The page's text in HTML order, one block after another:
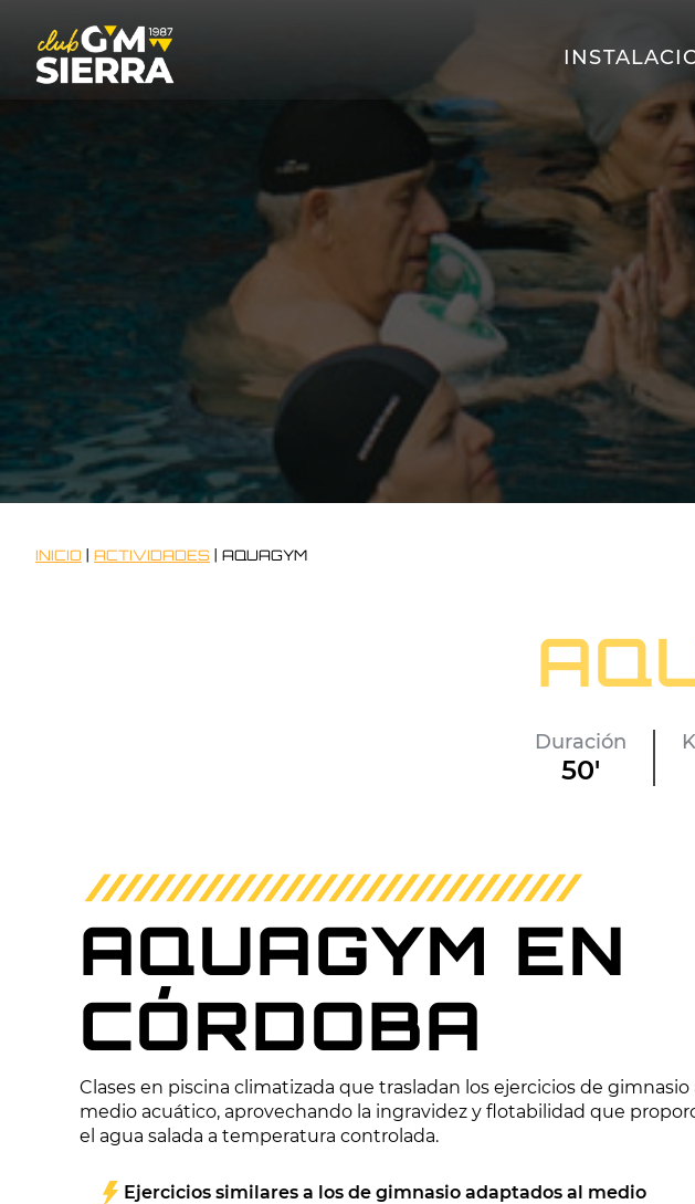
INICIO ACTIVIDADES AQUAGYM
Duración
50'
AQUAGYM EN
CÓRDOBA
Clases en piscina climatizada que trasladan los ejercicios de gimnasio
medio acuático, aprovechando la ingravidez y flotabilidad que
el agua salada a temperatura controlada.
Ejercicios similares a los de gimnasio adaptados al medio